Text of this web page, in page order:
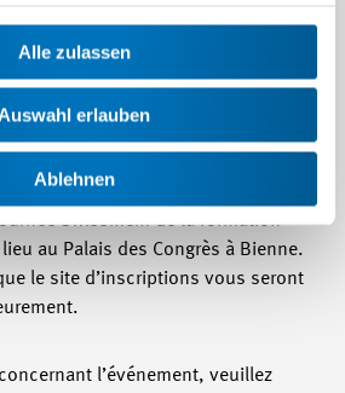
Alle zulassen
erlauben
Ablehnen
au Palais des Congrès à Bienne
la date du vendredi 22 janvier
Swissmem de la formation
au Palais des Congrès à Bienne.
le site d’inscriptions vous seront
l’événement, veuillez